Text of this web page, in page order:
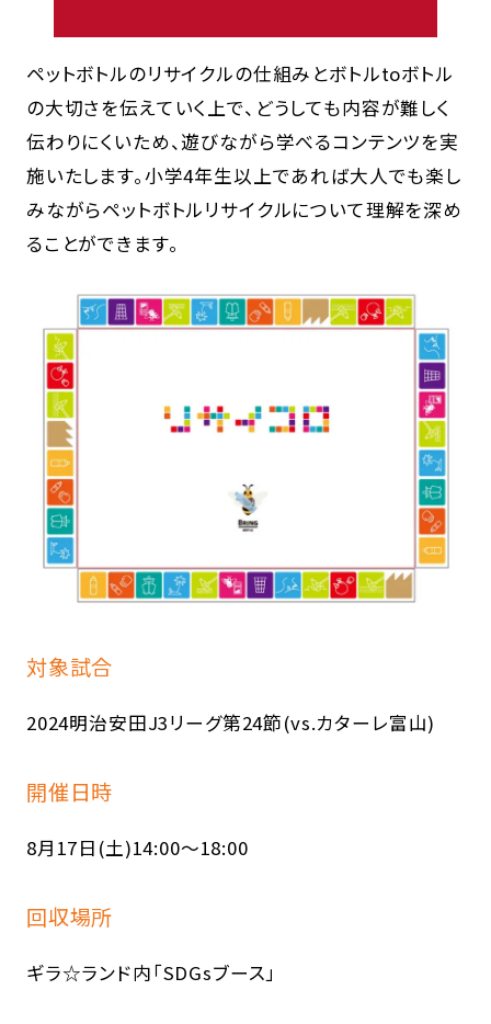
ペットボトルのリサイクルの仕組みとボトルtoボトル
の大切さを伝えていく上で、どうしても内容が難しく
伝わりにくいため、遊びながら学べるコンテンツを実
施いたします。小学4年生以上であれば大人でも楽し
みながらペットボトルリサイクルについて理解を深め
ることができます。
対象試合
2024明治安田J3リーグ第24節(vs.カターレ富山)
開催日時
8月17日(土)14:00～18:00
回収場所
ギラ☆ランド内「SDGsブース」